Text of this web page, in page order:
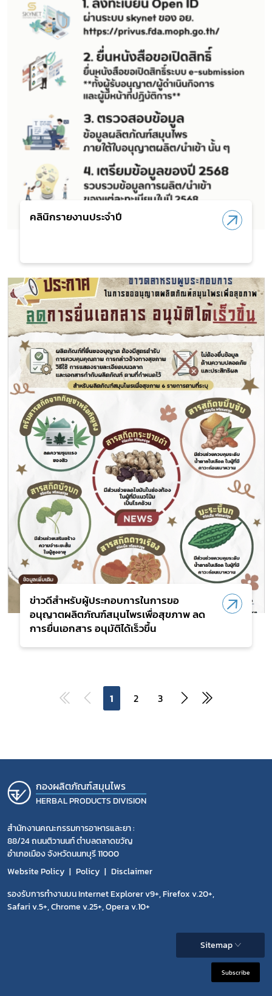
คลินิกรายงานประจำปี
ข่าวดีสำหรับผู้ประกอบการในการขอ
อนุญาตผลิตภัณฑ์สมุนไพรเพื่อสุขภาพ ลด
การยื่นเอกสาร อนุมัติได้เร็วขึ้น
1 2 3
กองผลิตภัณฑ์สมุนไพร
HERBAL PRODUCTS DIVISION
สำนักงานคณะกรรมการอาหารและยา :
88/24 ถนนติวานนท์ ตำบลตลาดขวัญ
อำเภอเมือง จังหวัดนนทบุรี 11000
Website Policy
Policy
Disclaimer
รองรับการทำงานบน Internet Explorer v9+, Firefox v.20+,
Safari v.5+, Chrome v.25+, Opera v.10+
Sitemap
Subscribe